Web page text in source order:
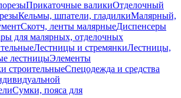
Прикаточные валикиОтделочный
Кельмы, шпатели, гладилкиМалярный,
Скотч, ленты малярныеДиспенсеры
для малярных, отделочных
Лестницы и стремянкиЛестницы,
лестницыЭлементы
строительныеСпецодежда и средства
Сумки, пояса для